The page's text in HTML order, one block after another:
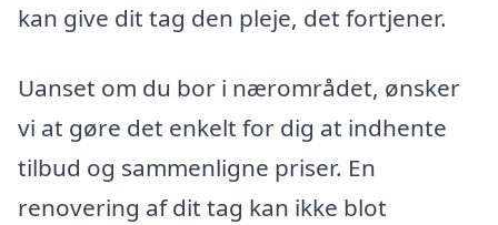
kan give dit tag den pleje, det fortjener.
Uanset om du bor i nærområdet, ønsker
vi at gøre det enkelt for dig at indhente
tilbud og sammenligne priser. En
renovering af dit tag kan ikke blot